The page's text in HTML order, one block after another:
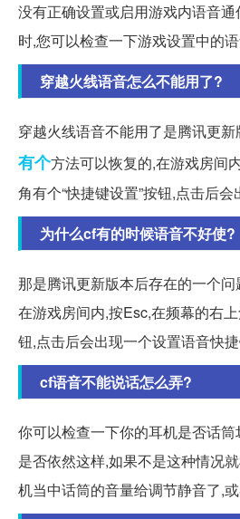
没有正确设置或启用游戏内语音
时,您可以检查一下游戏设置中的语
穿越火线语音怎么不能用了?
穿越火线语音不能用了是腾讯更
有个方法可以恢复的,在游戏房间
角有个“快捷键设置”按钮,点击后会
为什么cf有的时候语音不好使?
那是腾讯更新版本后存在的一个
在游戏房间内,按Esc,在频幕的右
钮,点击后会出现一个设置语音快
cf语音不能说话怎么弄?
你可以检查一下你的耳机是否话
是否依然这样,如果不是这种情况
机当中话筒的音量给调节静音了,或